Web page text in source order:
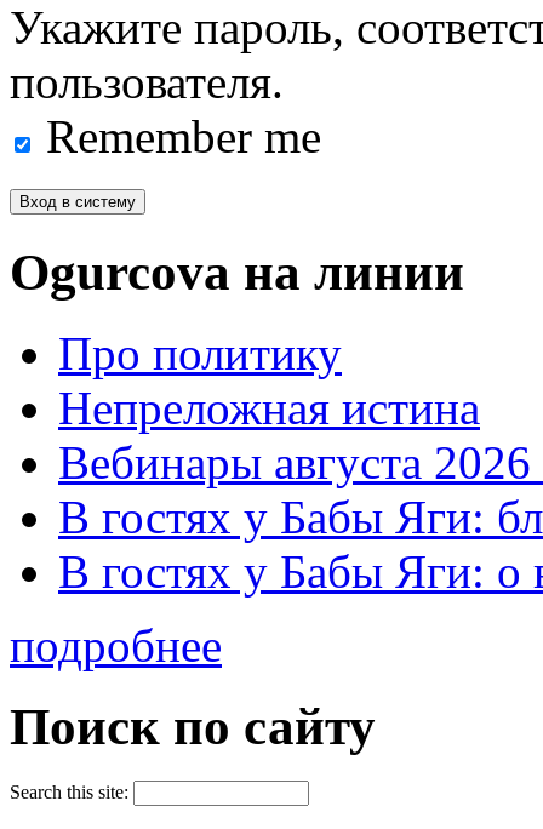
Укажите пароль,
пользователя.
Remember me
Ogurcova на линии
Про политику
Непреложная истина
Вебинары августа 2026
В гостях у Бабы Яги:
В гостях у Бабы Яги:
подробнее
Поиск по сайту
Search this site: